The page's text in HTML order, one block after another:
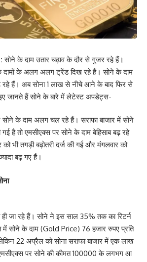
:सोने के दाम उतार चढ़ाव के दौर से गुजर रहे हैं।
के अलग अलग ट्रेंड दिख रहे हैं। सोने के दाम
रहे हैं। अब सोना 1 लाख से नीचे आने के बाद फिर से
जानते हैं सोने के बारे में लेटेस्ट अपडेट्स-
के दाम अलग चल रहे हैं। सराफा बाजार में सोने
गई है तो एमसीएक्स पर सोने के दाम बेहिसाब बढ़ रहे
भी तगड़ी बढ़ोतरी दर्ज की गई और मंगलवार को
बढ़ गए हैं।
ही जा रहे हैं। सोने ने इस साल 35% तक का रिटर्न
सोने के दाम (Gold Price) 76 हजार रुपए प्रति
22 अप्रैल को सोना सराफा बाजार में एक लाख
पर सोने की कीमत 100000 के लगभग आ